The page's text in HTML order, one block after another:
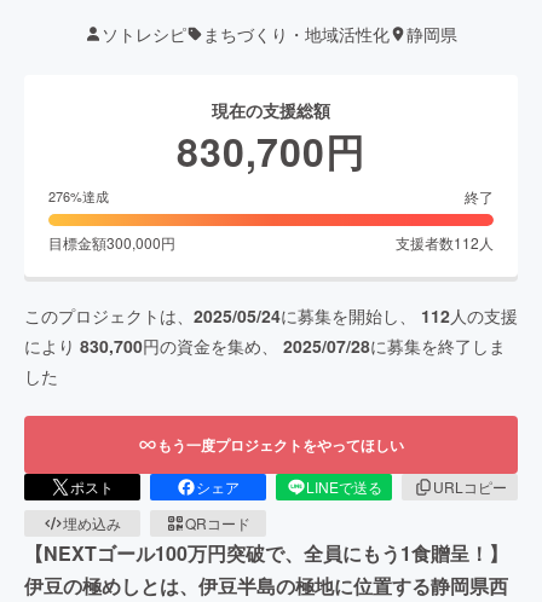
ソトレシピ まちづくり・地域活性化 静岡県
現在の支援総額
830,700円
276%達成 終了
目標金額300,000円 支援者数112 人
このプロジェクトは、 2025/05/24に募集を開始し、 112人の支援
により 830,700円の資金を集め、 2025/07/28に募集を終了しま
した
もう一度プロジェクトをやってほしい
ポスト シェア LINEで送る
URLコピー
埋め込み
QRコード
【NEXTゴール100万円突破で、全員にもう1食贈呈！】
伊豆の極めしとは、伊豆半島の極地に位置する静岡県西